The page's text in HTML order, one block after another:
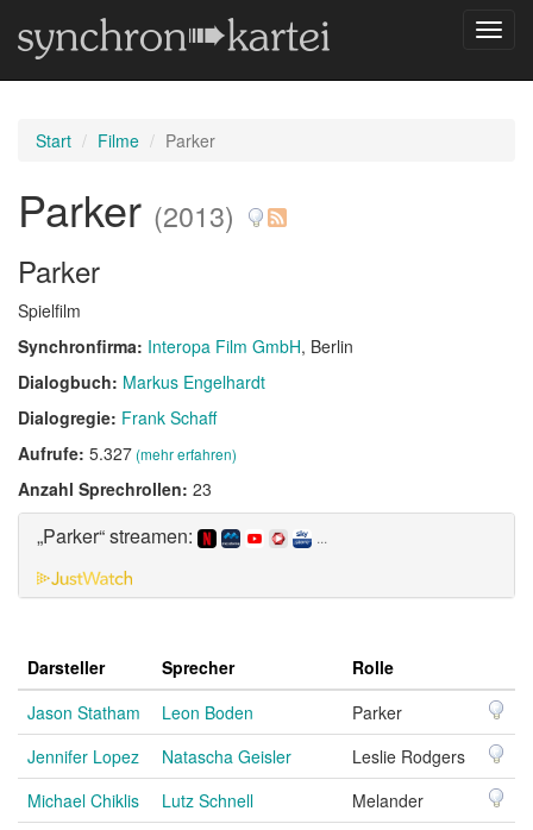
Start Filme Parker
Parker (2013)
Parker
Spielfilm
Synchronfirma: Interopa Film GmbH, Berlin
Dialogbuch: Markus Engelhardt
Dialogregie: Frank Schaff
Aufrufe: 5.327(mehr erfahren)
Anzahl Sprechrollen: 23
„Parker“ streamen: ...
Darsteller Sprecher
Rolle
Jason Statham
Leon Boden
Parker
Jennifer Lopez
Natascha Geisler
Leslie Rodgers
Michael Chiklis
Lutz Schnell
Melander